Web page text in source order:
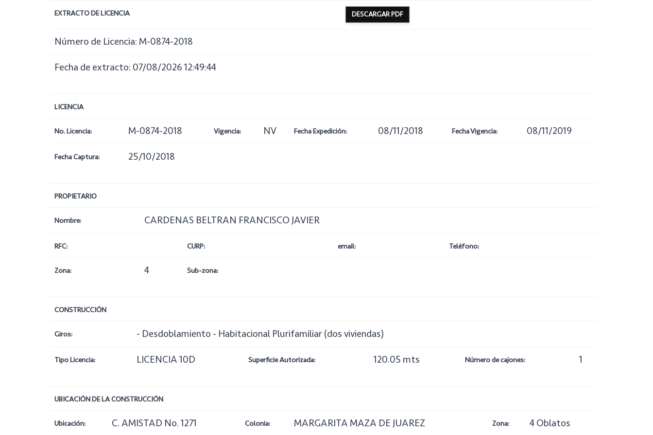
EXTRACTO DE LICENCIA DESCARGAR PDF
Número de Licencia: M-0874-2018
Fecha de extracto: 07/08/2026 12:49:44
LICENCIA
No. Licencia: M-0874-2018 Vigencia: NV Fecha Expedición: 08/11/2018 Fecha Vigencia: 08/11/2019
Fecha Captura: 25/10/2018
PROPIETARIO
Nombre: CARDENAS BELTRAN FRANCISCO JAVIER
RFC: CURP: email: Teléfono:
Zona: 4 Sub-zona:
CONSTRUCCIÓN
Giros: - Desdoblamiento - Habitacional Plurifamiliar (dos viviendas)
Tipo Licencia: LICENCIA 10D Superficie Autorizada: 120.05 mts Número de cajones: 1
UBICACIÓN DE LA CONSTRUCCIÓN
Ubicación: C. AMISTAD No. 1271 Colonia: MARGARITA MAZA DE JUAREZ Zona: 4 Oblatos